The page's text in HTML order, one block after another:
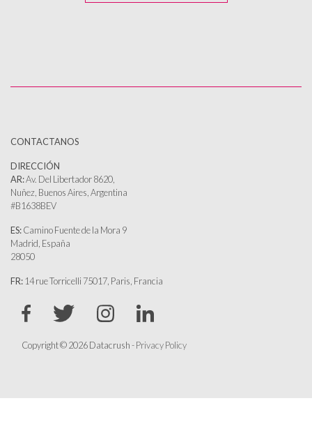
CONTACTANOS
DIRECCIÓN
AR:Av. Del Libertador 8620,
Nuñez, Buenos Aires, Argentina
#B1638BEV
ES:Camino Fuente de la Mora 9
Madrid, España
28050
FR: 14 rue Torricelli 75017, Paris, Francia
Copyright © 2026 Datacrush -Privacy Policy